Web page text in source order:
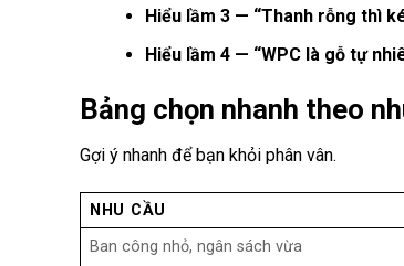
Hiểu lầm 3 — “Thanh rỗng thì
Hiểu lầm 4 — “WPC là gỗ tự
Bảng chọn nhanh theo
Gợi ý nhanh để bạn khỏi phân vân.
NHU CẦU
Ban công nhỏ, ngân sách vừa